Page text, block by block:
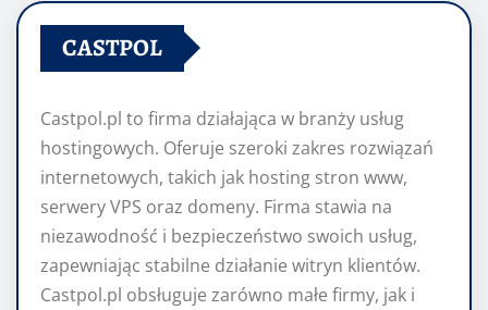
CASTPOL
Castpol.pl to firma działająca w branży usług
hostingowych. Oferuje szeroki zakres rozwiązań
internetowych, takich jak hosting stron www,
serwery VPS oraz domeny. Firma stawia na
niezawodność i bezpieczeństwo swoich usług,
zapewniając stabilne działanie witryn klientów.
Castpol.pl obsługuje zarówno małe firmy, jak i